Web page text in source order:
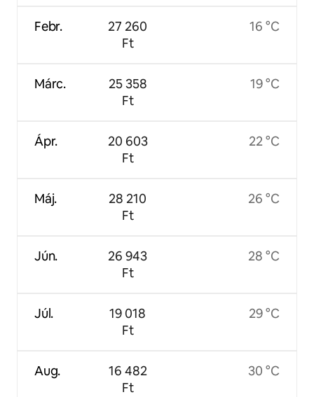
Febr.
Márc.
Ápr.
Máj.
Jún.
Júl.
Aug.
27 260
Ft
25 358
Ft
20 603
Ft
28 210
Ft
26 943
Ft
19 018
Ft
16 482
Ft
16 °C
19 °C
22 °C
26 °C
28 °C
29 °C
30 °C